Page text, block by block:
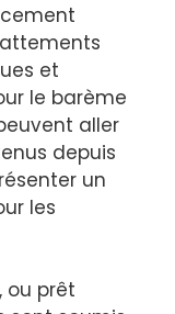
et
le barème
aller
depuis
un
les
, ou prêt